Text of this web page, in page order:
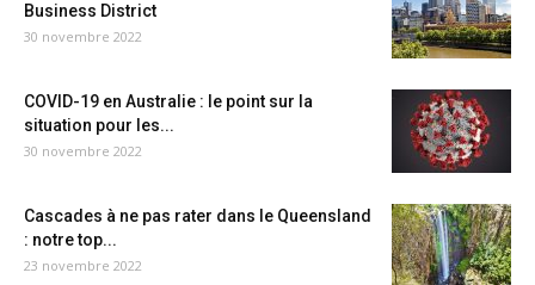
Business District
30 novembre 2022
COVID-19 en Australie : le point sur la
situation pour les...
30 novembre 2022
Cascades à ne pas rater dans le Queensland
: notre top...
23 novembre 2022